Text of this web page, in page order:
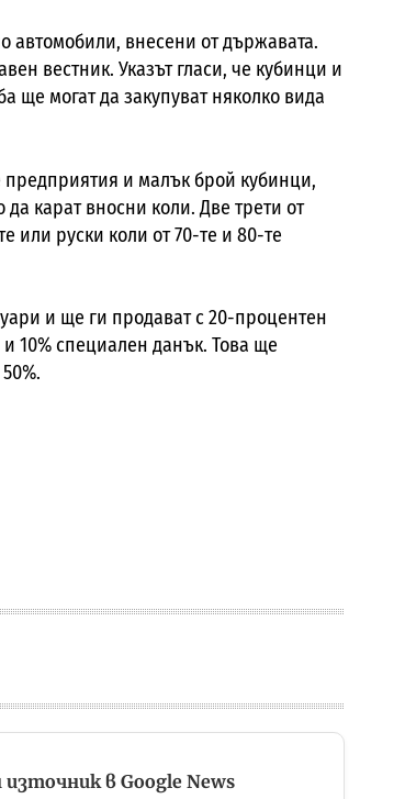
автомобили, внесени от държавата.
вестник. Указът гласи, че кубинци и
ще могат да закупуват няколко вида
и малък брой кубинци,
карат вносни коли. Две трети от
или руски коли от 70-те и 80-те
и ще ги продават с 20-процентен
10% специален данък. Това ще
в Google News